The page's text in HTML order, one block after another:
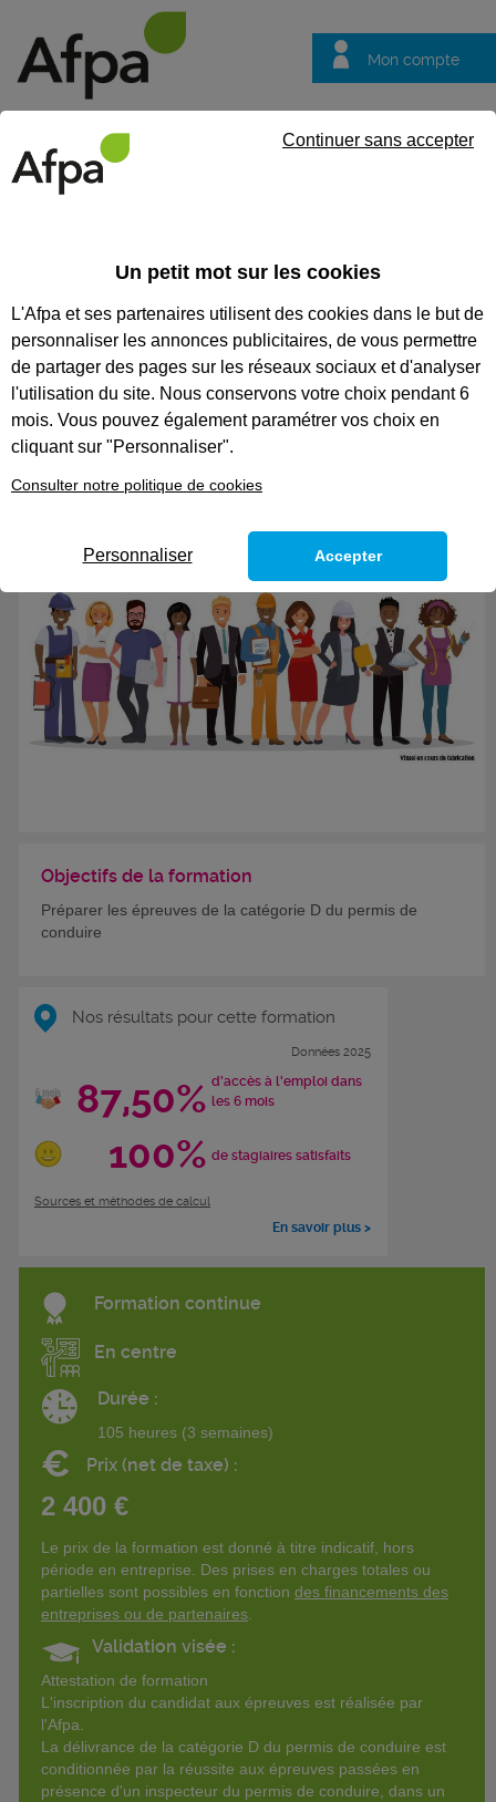
Mon compte
questions
CODES
PRÉPARER LE PASSAGE DU
PERMIS DE CONDUIRE DE LA
CATÉGORIE D - 105 H
Conduire un véhicule isolé de plus de 9 places
assises
Eligible au CPF *
Objectifs de la formation
Préparer les épreuves de la catégorie D du permis de
conduire
Nos résultats pour cette formation
Données 2025
87,50% d'accès à l'emploi dans
les 6 mois
100% de stagiaires satisfaits
Sources et méthodes de calcul
En savoir plus >
Formation continue
En centre
Durée :
105 heures (3 semaines)
€ Prix (net de taxe) :
2 400 €
Le prix de la formation est donné à titre indicatif, hors
période en entreprise. Des prises en charges totales ou
partielles sont possibles en fonction des financements des
entreprises ou de partenaires
Validation visée :
Attestation de formation
L'inscription du candidat aux épreuves est réalisée par
l'Afpa.
La délivrance de la catégorie D du permis de conduire est
conditionnée par la réussite aux épreuves passées en
présence d'un inspecteur du permis de conduire, dans un
Un petit mot sur les cookies
L'Afpa et ses partenaires utilisent des cookies dans le but de
personnaliser les annonces publicitaires, de vous permettre
de partager des pages sur les réseaux sociaux et d'analyser
l'utilisation du site. Nous conservons votre choix pendant 6
mois. Vous pouvez également paramétrer vos choix en
cliquant sur "Personnaliser".
Consulter notre politique de cookies
Continuer sans accepter
Personnaliser Accepter